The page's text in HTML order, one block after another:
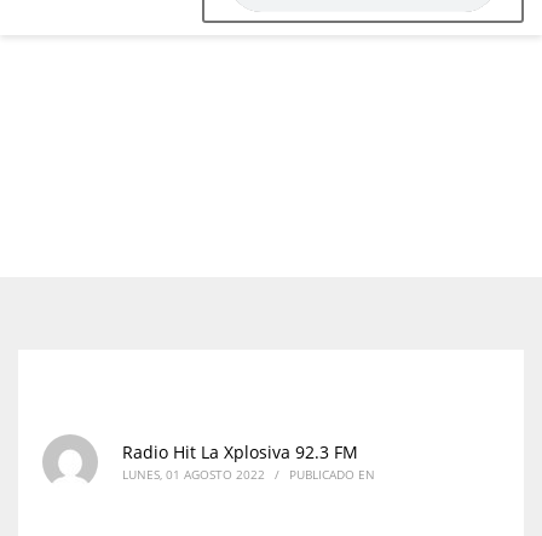
Radio Hit La Xplosiva 92.3 FM
LUNES, 01 AGOSTO 2022 / PUBLICADO EN